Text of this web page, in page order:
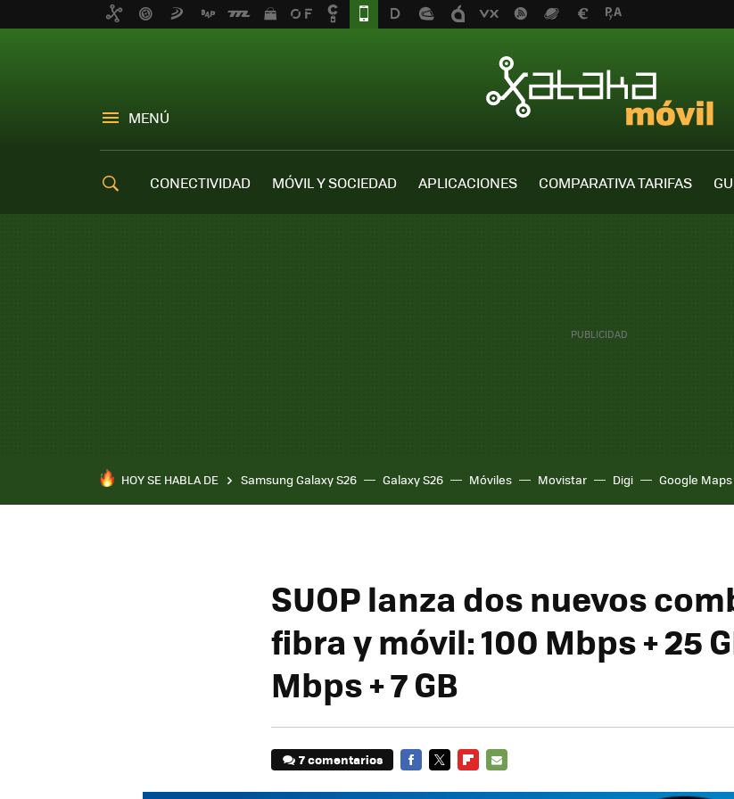
MENÚ
CONECTIVIDAD MÓVIL Y SOCIEDAD APLICACIONES COMPARATIVA TARIFAS
HOY SE HABLA DE Samsung Galaxy S26 Galaxy S26 Móviles Movistar Digi Google Maps
SUOP lanza dos nuevos
fibra y móvil: 100 Mbps + 25
Mbps + 7 GB
7 comentarios